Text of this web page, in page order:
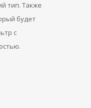
тип. Также
будет
с